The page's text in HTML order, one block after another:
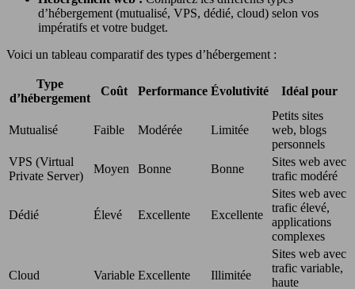
d’hébergement (mutualisé, VPS, dédié, cloud) selon vos
impératifs et votre budget.
Voici un tableau comparatif des types d’hébergement :
Type
d’hébergement
Coût Performance Évolutivité Idéal pour
Mutualisé Faible Modérée Limitée
Petits sites
web, blogs
personnels
VPS (Virtual
Private Server)
Moyen Bonne Bonne
Sites web avec
trafic modéré
Dédié Élevé Excellente Excellente
Sites web avec
trafic élevé,
applications
complexes
Cloud Variable Excellente Illimitée
Sites web avec
trafic variable,
haute